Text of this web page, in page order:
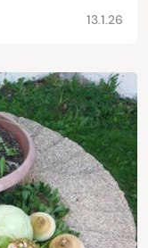
13.1.26